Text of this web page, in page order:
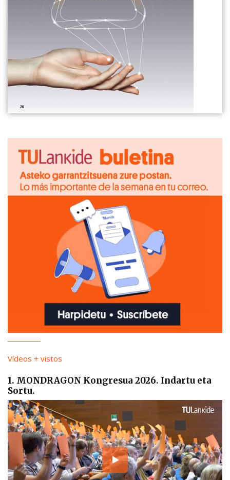
Vídeos + vistos
1. MONDRAGON Kongresua 2026. Indartu eta
Sortu.